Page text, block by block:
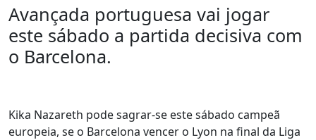
Avançada portuguesa vai jogar
este sábado a partida decisiva com
o Barcelona.
Kika Nazareth pode sagrar-se este sábado campeã
europeia, se o Barcelona vencer o Lyon na final da Liga